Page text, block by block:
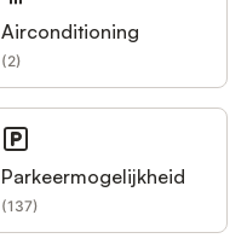
Airconditioning
(2)
Parkeermogelijkheid
(137)